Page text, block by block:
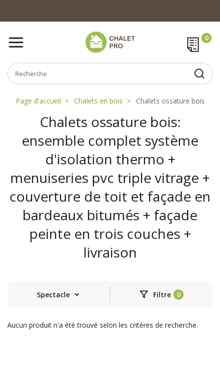
Page d'accueil Chalets en bois Chalets ossature bois
Chalets ossature bois:
ensemble complet système
d'isolation thermo +
menuiseries pvc triple vitrage +
couverture de toit et façade en
bardeaux bitumés + façade
peinte en trois couches +
livraison
Spectacle Filtre
Aucun produit n'a été trouvé selon les critères de recherche.